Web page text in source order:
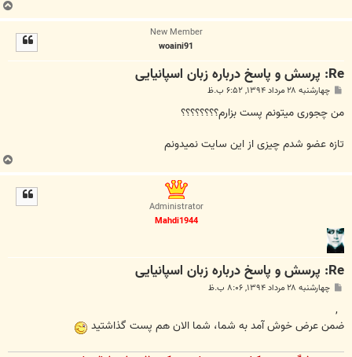
New Member
woaini91
Re: پرسش و پاسخ درباره زبان اسپانیایی
س
ت
چهارشنبه ۲۸ مرداد ۱۳۹۴, ۶:۵۲ ب.ظ
من چجوری میتونم پست بزارم؟؟؟؟؟؟؟؟
تازه عضو شدم چیزی از این سایت نمیدونم
Administrator
Mahdi1944
Re: پرسش و پاسخ درباره زبان اسپانیایی
س
چهارشنبه ۲۸ مرداد ۱۳۹۴, ۸:۰۶ ب.ظ
,
ضمن عرض خوش آمد به شما، شما الان هم پست گذاشتید